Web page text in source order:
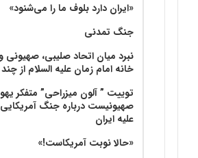
«ایران دارد بلوف ما را می‌شنود»
جنگ تمدنی
نبرد میان اتحاد صلیبی، صهیونی
خانه امام زمان علیه السلام از
توییت ” آلون میزراحی” متفکر
صهیونیست درباره جنگ
علیه ایران
«حالا نوبت آمریکاست!»